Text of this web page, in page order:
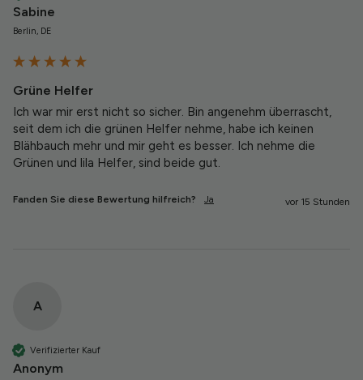
Sabine
Berlin, DE
Grüne Helfer
Ich war mir erst nicht so sicher. Bin angenehm überrascht,
seit dem ich die grünen Helfer nehme, habe ich keinen
Blähbauch mehr und mir geht es besser. Ich nehme die
Grünen und lila Helfer, sind beide gut.
Fanden Sie diese Bewertung hilfreich? Ja vor 15 Stunden
A
Verifizierter Kauf
Anonym